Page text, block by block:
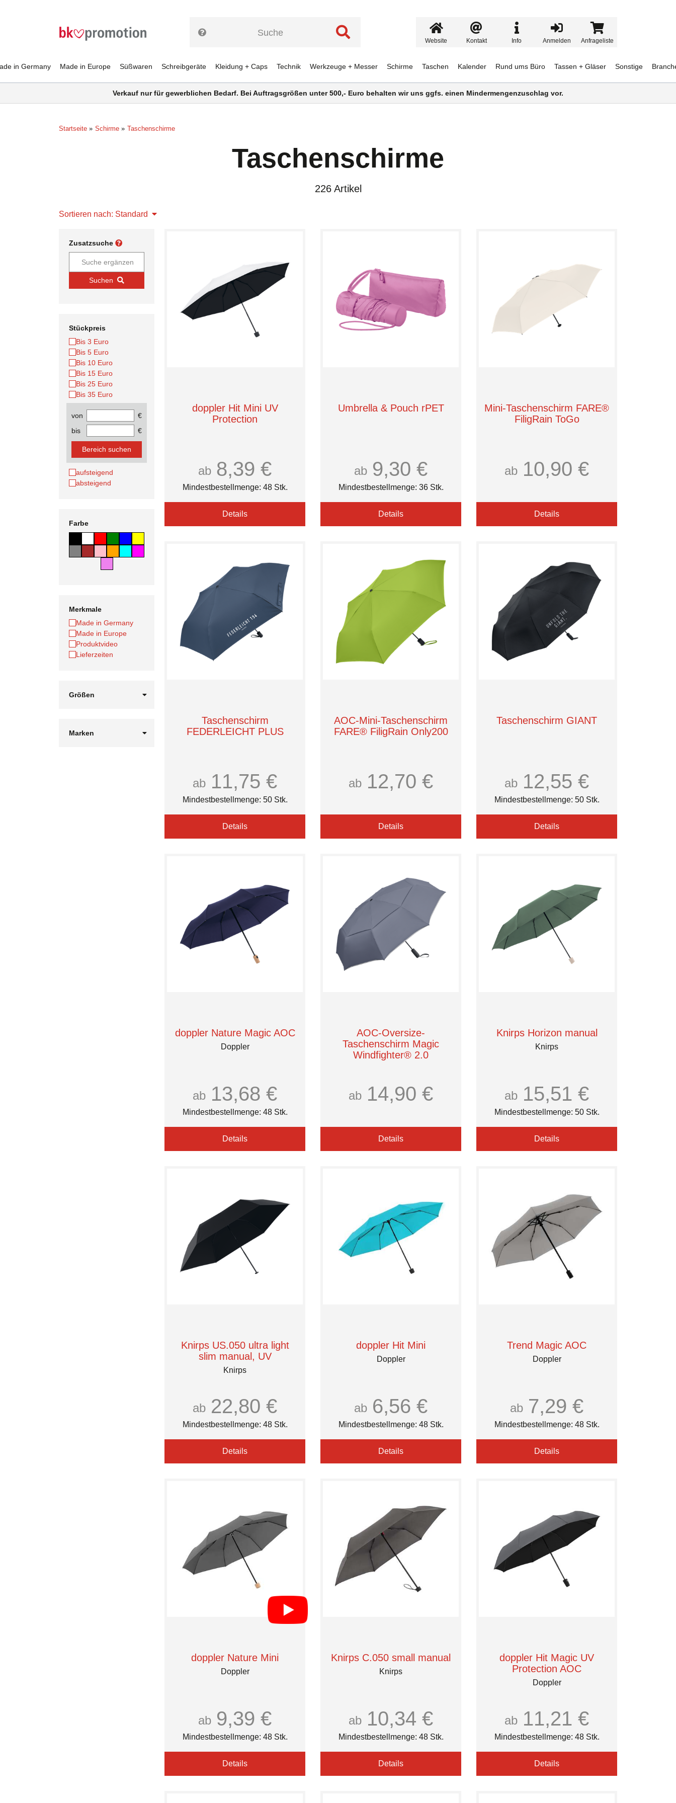
in Germany Made in Europe Süßwaren Schreibgeräte Kleidung + Caps Technik Werkzeuge + Messer Schirme Taschen Kalender Rund ums Büro Tassen + Gläser Sonstige
Website Kontakt Info Anmelden Anfrageliste
Verkauf nur für gewerblichen Bedarf. Bei Auftragsgrößen unter 500,- Euro behalten wir uns ggfs. einen Mindermengenzuschlag vor.
Startseite Schirme Taschenschirme
Taschenschirme
226 Artikel
Sortieren nach: Standard
Zusatzsuche
Suchen
Stückpreis
Bis 3 Euro
Bis 5 Euro
Bis 10 Euro
Bis 15 Euro
Bis 25 Euro
Bis 35 Euro
von
€
bis
€
Bereich suchen
aufsteigend
absteigend
Farbe
Merkmale
Made in Germany
Made in Europe
Produktvideo
Lieferzeiten
Größen
Ø ca. 96 cm
Marken
doppler Hit Mini UV
Protection
ab 8,39 €
Mindestbestellmenge: 48 Stk.
Details
Umbrella & Pouch rPET
ab 9,30 €
Mindestbestellmenge: 36 Stk.
Details
Mini-Taschenschirm FARE®
FiligRain ToGo
ab 10,90 €
Details
Taschenschirm
FEDERLEICHT PLUS
ab 11,75 €
Mindestbestellmenge: 50 Stk.
Details
AOC-Mini-Taschenschirm
FARE® FiligRain Only200
ab 12,70 €
Details
Taschenschirm GIANT
ab 12,55 €
Mindestbestellmenge: 50 Stk.
Details
doppler Nature Magic AOC
Doppler
ab 13,68 €
Mindestbestellmenge: 48 Stk.
Details
AOC-Oversize-
Taschenschirm Magic
Windfighter® 2.0
ab 14,90 €
Details
Knirps Horizon manual
Knirps
ab 15,51 €
Mindestbestellmenge: 50 Stk.
Details
Knirps US.050 ultra light
slim manual, UV
Knirps
ab 22,80 €
Mindestbestellmenge: 48 Stk.
Details
doppler Hit Mini
Doppler
ab 6,56 €
Mindestbestellmenge: 48 Stk.
Details
Trend Magic AOC
Doppler
ab 7,29 €
Mindestbestellmenge: 48 Stk.
Details
doppler Nature Mini
Doppler
ab 9,39 €
Mindestbestellmenge: 48 Stk.
Details
Knirps C.050 small manual
Knirps
ab 10,34 €
Mindestbestellmenge: 48 Stk.
Details
doppler Hit Magic UV
Protection AOC
Doppler
ab 11,21 €
Mindestbestellmenge: 48 Stk.
Details